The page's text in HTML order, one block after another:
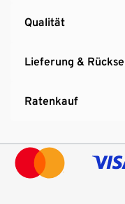
Qualität
Lieferung &
Ratenkauf